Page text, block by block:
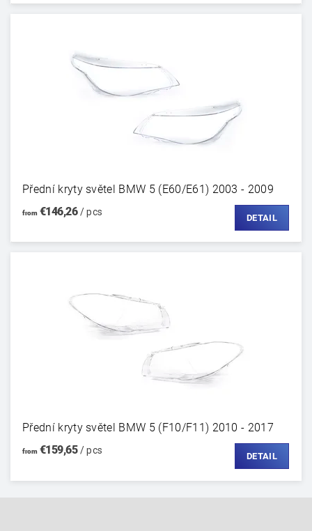
Přední kryty světel BMW 5 (E60/E61) 2003 - 2009
from€146,26/ pcs
DETAIL
Přední kryty světel BMW 5 (F10/F11) 2010 - 2017
from€159,65/ pcs
DETAIL